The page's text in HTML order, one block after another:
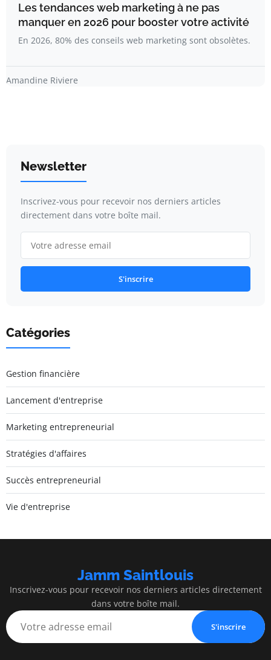
Les tendances web marketing à ne pas
manquer en 2026 pour booster votre activité
En 2026, 80% des conseils web marketing sont obsolètes.
Amandine Riviere
Newsletter
Inscrivez-vous pour recevoir nos derniers articles
directement dans votre boîte mail.
S'inscrire
Catégories
Gestion financière
Lancement d'entreprise
Marketing entrepreneurial
Stratégies d'affaires
Succès entrepreneurial
Vie d'entreprise
Jamm Saintlouis
Inscrivez-vous pour recevoir nos derniers articles directement
dans votre boîte mail.
S'inscrire